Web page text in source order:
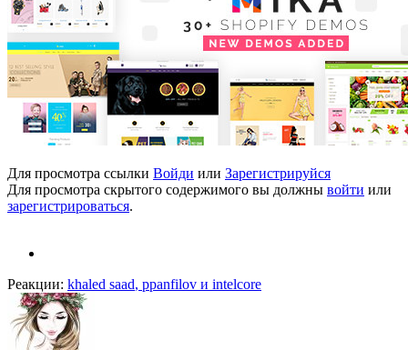
Для просмотра ссылки Войди или Зарегистрируйся
Для просмотра скрытого содержимого вы должны войти или
зарегистрироваться.
Реакции: khaled saad, ppanfilov и intelcore